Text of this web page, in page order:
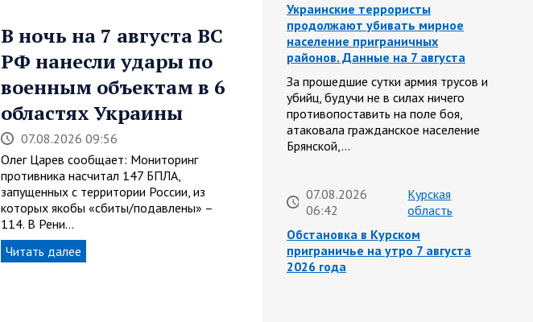
В ночь на 7 августа ВС
РФ нанесли удары по
военным объектам в 6
областях Украины
07.08.2026 09:56
Олег Царев сообщает: Мониторинг
противника насчитал 147 БПЛА,
запущенных с территории России, из
которых якобы «сбиты/подавлены» –
114. В Рени…
Читать далее
Украинские террористы
продолжают убивать мирное
население приграничных
районов. Данные на 7 августа
За прошедшие сутки армия трусов и
убийц, будучи не в силах ничего
противопоставить на поле боя,
атаковала гражданское население
Брянской,…
07.08.2026
06:42
Курская
область
Обстановка в Курском
приграничье на утро 7 августа
2026 года